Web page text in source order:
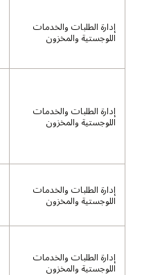
إدارة الطلبات والخدمات
اللوجستية والمخزون
إدارة الطلبات والخدمات
اللوجستية والمخزون
إدارة الطلبات والخدمات
اللوجستية والمخزون
إدارة الطلبات والخدمات
اللوجستية والمخزون